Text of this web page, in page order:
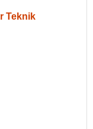
Teknik